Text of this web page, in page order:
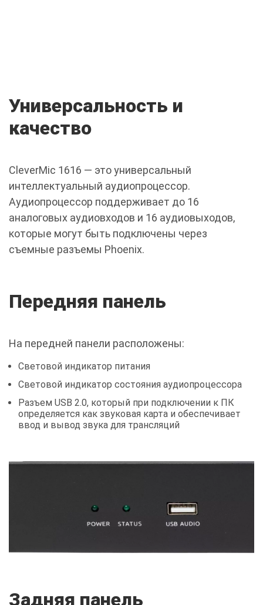
Универсальность и
качество
CleverMic 1616 — это универсальный
интеллектуальный аудиопроцессор.
Аудиопроцессор поддерживает до 16
аналоговых аудиовходов и 16 аудиовыходов,
которые могут быть подключены через
съемные разъемы Phoenix.
Передняя панель
На передней панели расположены:
Cветовой индикатор питания
Световой индикатор состояния аудиопроцессора
Разъем USB 2.0, который при подключении к ПК
определяется как звуковая карта и обеспечивает
ввод и вывод звука для трансляций
Задняя панель